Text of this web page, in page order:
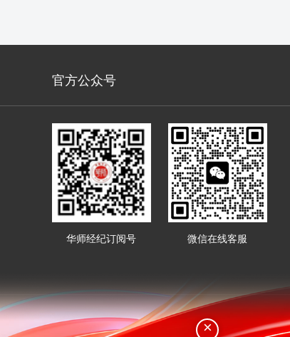
官方公众号
华师经纪订阅号 微信在线客服
×